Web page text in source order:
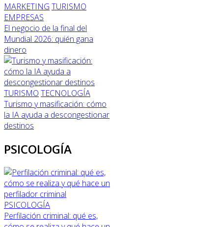
MARKETING TURISMO
EMPRESAS
El negocio de la final del
Mundial 2026: quién gana
dinero
TURISMO TECNOLOGÍA
Turismo y masificación: cómo
la IA ayuda a descongestionar
destinos
PSICOLOGÍA
PSICOLOGÍA
Perfilación criminal: qué es,